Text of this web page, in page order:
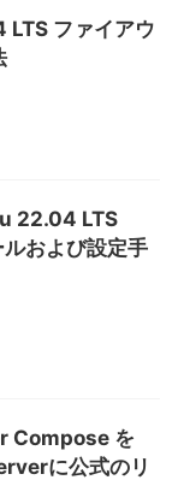
ファイアウ
22.04 LTS
および設定手
Compose を
に公式のリ